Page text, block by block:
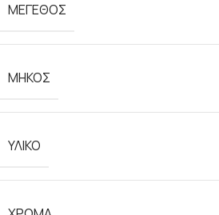
ΜΕΓΕΘΟΣ
ΜΗΚΟΣ
ΥΛΙΚΟ